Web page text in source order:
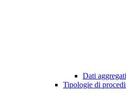
Dati
Tipologie di